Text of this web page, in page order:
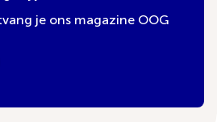
je ons magazine OOG